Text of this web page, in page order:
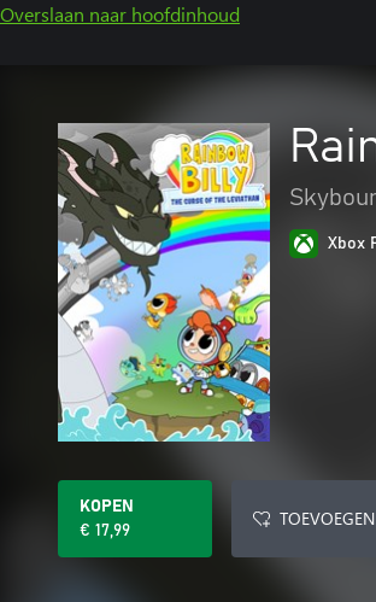
Overslaan naar hoofdinhoud
Xbox
KOPEN
€ 17,99